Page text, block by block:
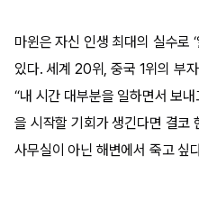
마윈은 자신 인생 최대의 실수로
있다. 세계 20위, 중국 1위의 부
“내 시간 대부분을 일하면서 보
을 시작할 기회가 생긴다면 결코
사무실이 아닌 해변에서 죽고 싶